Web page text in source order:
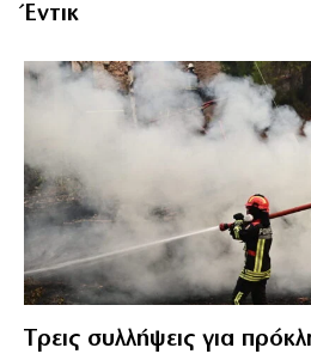
Έντικ
Tρεις συλλήψεις για